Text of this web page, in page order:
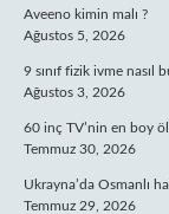
Aveeno kimin malı ?
Ağustos 5, 2026
9 sınıf fizik ivme nasıl
Ağustos 3, 2026
60 inç TV’nin en boy
Temmuz 30, 2026
Ukrayna’da Osmanlı
Temmuz 29, 2026